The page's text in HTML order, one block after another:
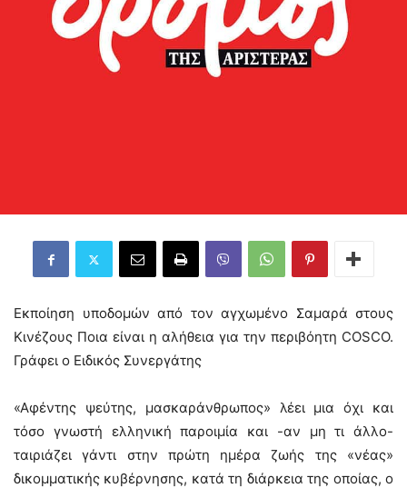
Εκποίηση υποδομών από τον αγχωμένο Σαμαρά στους
Κινέζους Ποια είναι η αλήθεια για την περιβόητη COSCO.
Γράφει ο Ειδικός Συνεργάτης
«Αφέντης ψεύτης, μασκαράνθρωπος» λέει μια όχι και
τόσο γνωστή ελληνική παροιμία και -αν μη τι άλλο-
ταιριάζει γάντι στην πρώτη ημέρα ζωής της «νέας»
δικομματικής κυβέρνησης, κατά τη διάρκεια της οποίας, ο